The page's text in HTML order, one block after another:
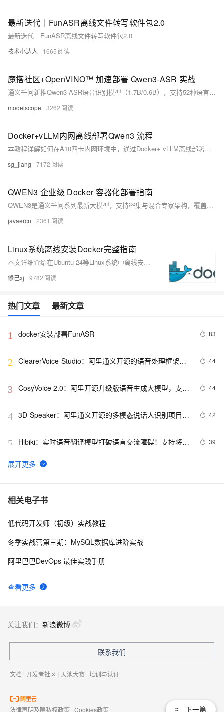
最新迭代｜FunASR离线文件转写软件包2.0
最新迭代｜FunASR离线文件转写软件包2.0
技术小达人 1665
魔搭社区+OpenVINO™ 加速部署 Qwen3-ASR 实战
通义千问新推Qwen3-ASR语音识别模型（1.7B/0.6B），支持52种语言及方言，具备高鲁棒性与流式长音频转写能力。联合魔搭社区与Intel® OpenVINO™，实现Intel平台极致加速部署，提供完整开源教程、Notebook示例及Gradio交互Demo。（239字）
modelscope 3262
Docker+vLLM内网离线部署Qwen3 流程
本教程详解如何在A10四卡内网环境中，通过Docker+ vLLM离线部署Qwen3-32B/Qwen3-VL-30B-Instruct大模型。涵盖环境准备、镜像离线导入、模型下载、容器启动及参数调优，支持FP8/KV缓存/张量并行等高性能配置，助力安全高效私有化推理
sg_jiang 7172
QWEN3 企业级 Docker 容器化部署指南
QWEN3是通义千问系列最新大模型，支持密集与混合专家架构，覆盖0.6B至235B参数，适用于多场景部署。具备思考与非思考双推理模式，强化复杂任务处理能力，支持100+语言及工具调用。本文档提供企业级Docker部署方案，涵盖环境配置、镜像拉取、安全加固、高可用设计与生产最佳实践，经Ubuntu/CentOS实测验证，端口8080、API路径/v1/chat/completions 100%可用，助力快速落地AI应用。
javaercn 2361
Linux系统离线安装Docker完整指南
本文详细介绍在Ubuntu 24等Linux系统中离线安装Docker的完整流程，适用于内网隔离环境。涵盖安装包下载、`docker.service`配置、安装与卸载脚本编写、权限设置、镜像测试及用户组配置，并包含docker-compose的离线部署方法，助力高效完成生产环境搭建。
修己xj 9782
热门文章 最新文章
1 docker安装部署FunASR 83
2 ClearerVoice-Studio：阿里通义开源的语音处理框架，
44
3 CosyVoice 2.0：阿里开源升级版语音生成大模型，支持
44
4 3D-Speaker：阿里通义开源的多模态说话人识别项目，
检测和日志记录
42
5
Hibiki：实时语音翻译模型打破语言交流障碍！支持将语
39
6
百聆：集成Deepseek API及语音技术的开源AI语音对话
7 FireRedASR：精准识别普通话、方言和歌曲歌词！小红
8 Clone-voice：开源的声音克隆工具，支持文本转语音或
语言和多种语音风格
器，137种狗狗口音任君挑选
相关电子书
查看更多
低代码开发师（初级）实战教程
冬季实战营第三期：MySQL数据库进阶实战
阿里巴巴DevOps 最佳实践手册
下一篇
关注我们： 新浪微博
联系我们
文档 | 开发者社区 | 天池大赛 | 培训与认证
法律声明及隐私权政策 | Cookies政策